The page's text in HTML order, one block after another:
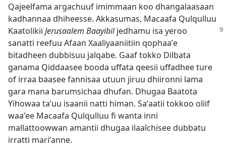
Qajeelfama argachuuf imimmaan koo dhangalaasaan
kadhannaa dhiheesse. Akkasumas, Macaafa Qulqulluu
Kaatolikii Jerusaalem Baayibiljedhamu isa yeroo
sanatti reefuu Afaan Xaaliyaaniitiin qophaaʼe
bitadheen dubbisuu jalqabe. Gaaf tokko Dilbata
ganama Qiddaasee booda uffata qeesii uffadhee ture
of irraa baasee fannisaa utuun jiruu dhiironni lama
gara mana barumsichaa dhufan. Dhugaa Baatota
Yihowaa taʼuu isaanii natti himan. Saʼaatii tokkoo oliif
waaʼee Macaafa Qulqulluu fi wanta inni
mallattoowwan amantii dhugaa ilaalchisee dubbatu
irratti mariʼanne.